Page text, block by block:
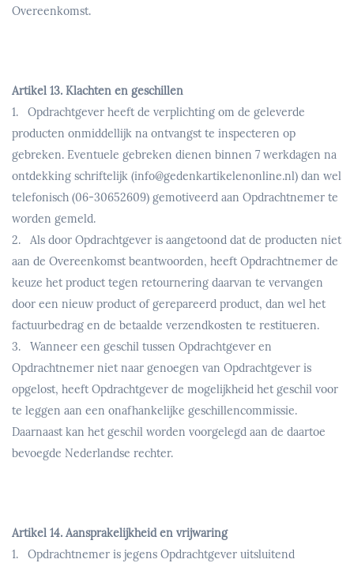
Overeenkomst.
Artikel 13. Klachten en geschillen
1. Opdrachtgever heeft de verplichting om de geleverde
producten onmiddellijk na ontvangst te inspecteren op
gebreken. Eventuele gebreken dienen binnen 7 werkdagen na
ontdekking schriftelijk (info@gedenkartikelenonline.nl) dan wel
telefonisch (06-30652609) gemotiveerd aan Opdrachtnemer te
worden gemeld.
2. Als door Opdrachtgever is aangetoond dat de producten niet
aan de Overeenkomst beantwoorden, heeft Opdrachtnemer de
keuze het product tegen retournering daarvan te vervangen
door een nieuw product of gerepareerd product, dan wel het
factuurbedrag en de betaalde verzendkosten te restitueren.
3. Wanneer een geschil tussen Opdrachtgever en
Opdrachtnemer niet naar genoegen van Opdrachtgever is
opgelost, heeft Opdrachtgever de mogelijkheid het geschil voor
te leggen aan een onafhankelijke geschillencommissie.
Daarnaast kan het geschil worden voorgelegd aan de daartoe
bevoegde Nederlandse rechter.
Artikel 14. Aansprakelijkheid en vrijwaring
1. Opdrachtnemer is jegens Opdrachtgever uitsluitend